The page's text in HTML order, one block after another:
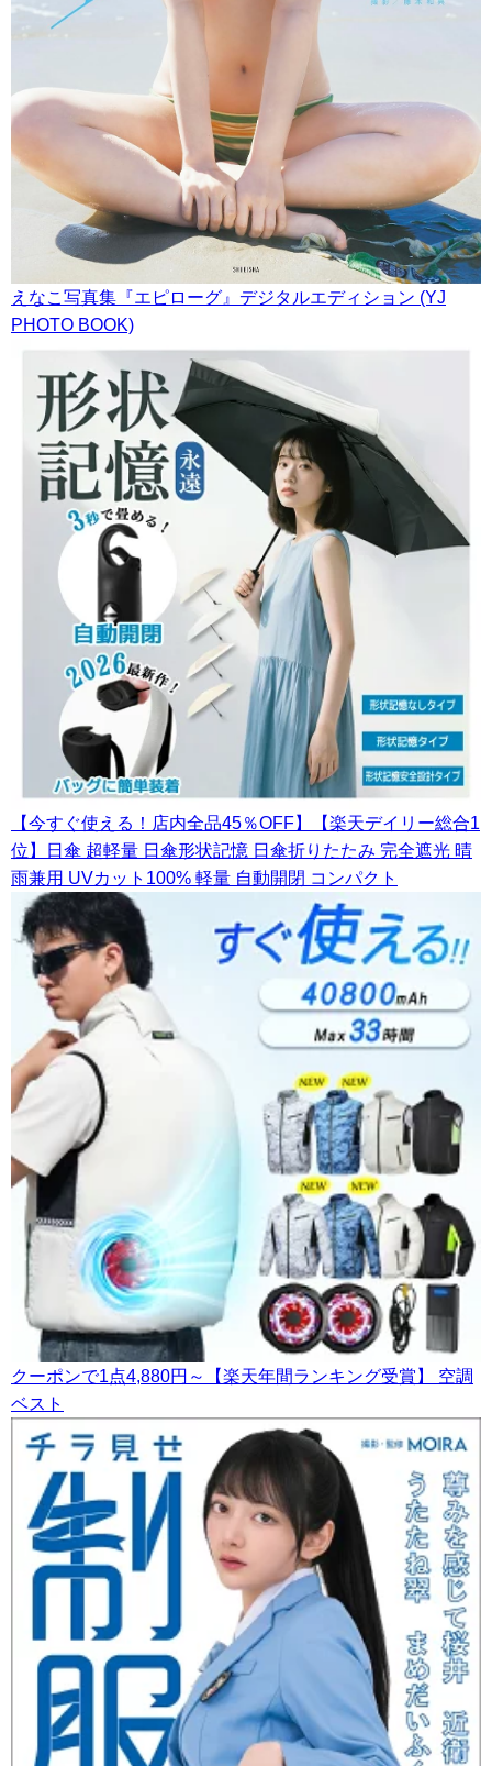
えなこ写真集『エピローグ』デジタルエディション (YJ
PHOTO BOOK)
【今すぐ使える！店内全品45％OFF】【楽天デイリー総合1
位】日傘 超軽量 日傘形状記憶 日傘折りたたみ 完全遮光 晴
雨兼用 UVカット100% 軽量 自動開閉 コンパクト
クーポンで1点4,880円～【楽天年間ランキング受賞】 空調
ベスト